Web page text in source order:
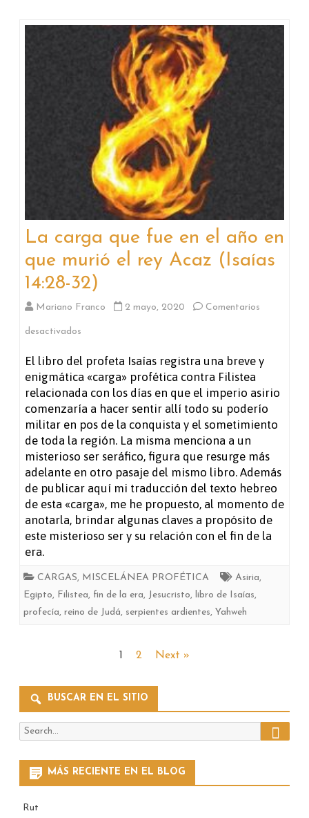
La carga que fue en el año en
que murió el rey Acaz (Isaías
14:28-32)
Mariano Franco 2 mayo, 2020 Comentarios
desactivados
La
carga
que
fue
en
el
año
en
murió
el
14:28-
El libro del profeta Isaías registra una breve y
enigmática «carga» profética contra Filistea
relacionada con los días en que el imperio asirio
comenzaría a hacer sentir allí todo su poderío
militar en pos de la conquista y el sometimiento
de toda la región. La misma menciona a un
misterioso ser seráfico, figura que resurge más
adelante en otro pasaje del mismo libro. Además
de publicar aquí mi traducción del texto hebreo
de esta «carga», me he propuesto, al momento de
anotarla, brindar algunas claves a propósito de
este misterioso ser y su relación con el fin de la
era.
CARGAS, MISCELÁNEA PROFÉTICA Asiria,
Egipto, Filistea, fin de la era, Jesucristo, libro de Isaías,
profecía, reino de Judá, serpientes ardientes, Yahweh
entradas
1 2 Next »
BUSCAR EN EL SITIO
Search
Search
MÁS RECIENTE EN EL BLOG
Rut